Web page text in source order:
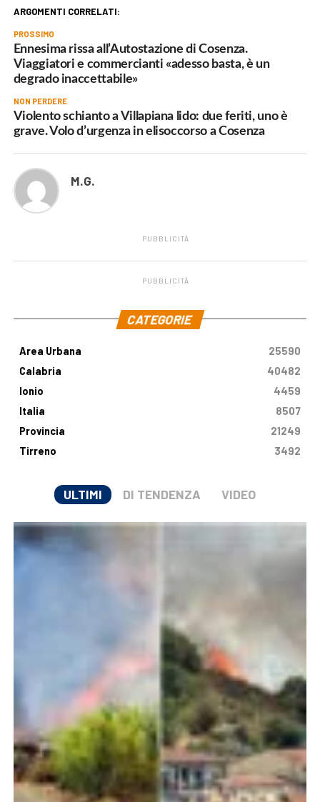
ARGOMENTI CORRELATI:
PROSSIMO
Ennesima rissa all’Autostazione di Cosenza.
Viaggiatori e commercianti «adesso basta, è un
degrado inaccettabile»
NON PERDERE
Violento schianto a Villapiana lido: due feriti, uno è
grave. Volo d’urgenza in elisoccorso a Cosenza
M.G.
PUBBLICITÀ
PUBBLICITÀ
CATEGORIE
Area Urbana
25590
Calabria
40482
Ionio
4459
Italia
8507
Provincia
21249
Tirreno
3492
ULTIMI DI TENDENZA VIDEO